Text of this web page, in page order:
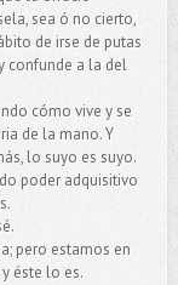
sea ó no cierto,
de irse de putas
confunde a la del
cómo vive y se
de la mano. Y
lo suyo es suyo.
poder adquisitivo
pero estamos en
éste lo es.